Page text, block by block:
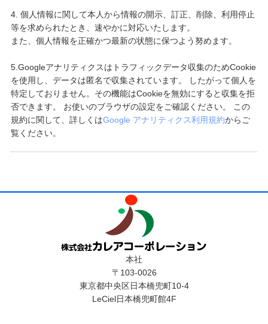
4. 個人情報に関して本人から情報の開示、訂正、削除、利用停止
等を求められたとき、速やかに対応いたします。
また、個人情報を正確かつ最新の状態に保つよう努めます。
5.Googleアナリティクスはトラフィックデータ収集のためCookie
を使用し、データは匿名で収集されています。 したがって個人を
特定しておりません。その機能はCookieを無効にすると収集を拒
否できます。 お使いのブラウザの設定をご確認ください。 この
規約に関して、詳しくはGoogle アナリティクス利用規約からご
覧ください。
本社
〒103-0026
東京都中央区日本橋兜町10-4
LeCiel日本橋兜町館4F